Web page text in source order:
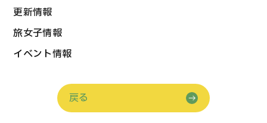
更新情報
旅女子情報
イベント情報
戻る